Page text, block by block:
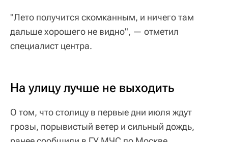
"Лето получится скомканным, и ничего там
дальше хорошего не видно", — отметил
специалист центра.
На улицу лучше не выходить
О том, что столицу в первые дни июля ждут
грозы, порывистый ветер и сильный дождь,